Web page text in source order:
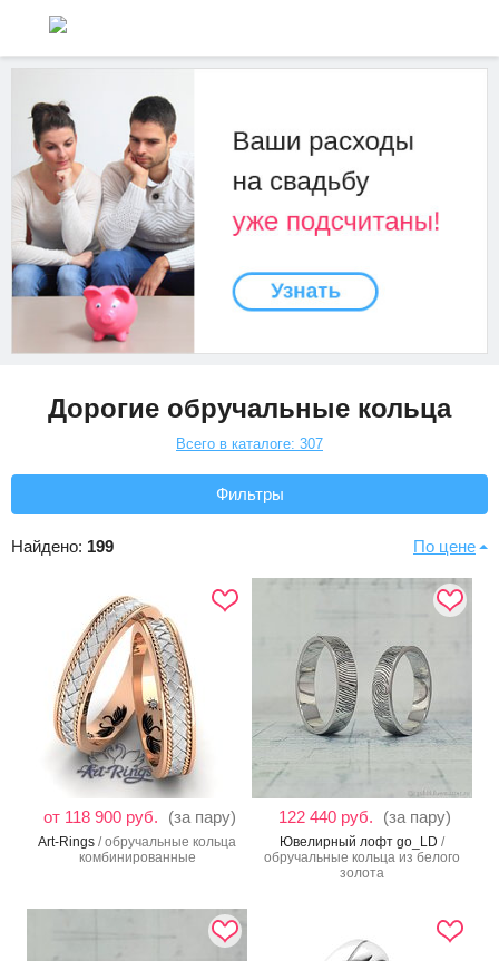
Дорогие обручальные кольца
Всего в каталоге: 307
Фильтры
Найдено: 199 По цене
от 118 900 руб. (за пару)
Art-Rings / обручальные кольца
комбинированные
122 440 руб. (за пару)
Ювелирный лофт go_LD /
обручальные кольца из белого
золота